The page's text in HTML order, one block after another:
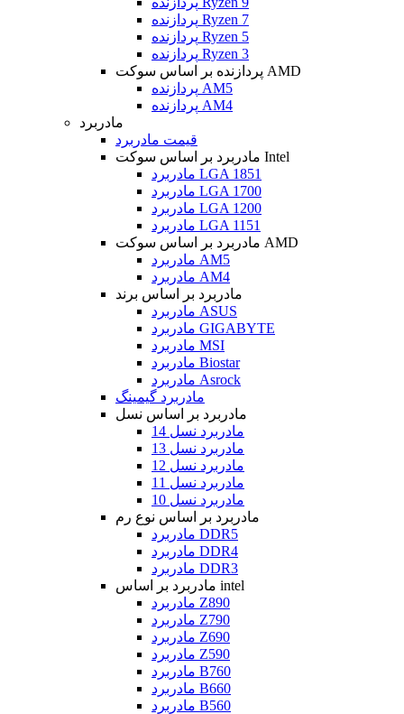
پردازنده Ryzen 7
پردازنده Ryzen 5
پردازنده Ryzen 3
پردازنده بر اساس سوکت AMD
پردازنده AM5
پردازنده AM4
مادربرد
قیمت مادربرد
مادربرد بر اساس سوکت Intel
مادربرد LGA 1851
مادربرد LGA 1700
مادربرد LGA 1200
مادربرد LGA 1151
مادربرد بر اساس سوکت AMD
مادربرد AM5
مادربرد AM4
مادربرد بر اساس برند
مادربرد ASUS
مادربرد GIGABYTE
مادربرد MSI
مادربرد Biostar
مادربرد Asrock
مادربرد گیمینگ
مادربرد بر اساس نسل
مادربرد نسل 14
مادربرد نسل 13
مادربرد نسل 12
مادربرد نسل 11
مادربرد نسل 10
مادربرد بر اساس نوع رم
مادربرد DDR5
مادربرد DDR4
مادربرد DDR3
مادربرد بر اساس intel
مادربرد Z890
مادربرد Z790
مادربرد Z690
مادربرد Z590
مادربرد B760
مادربرد B660
مادربرد B560